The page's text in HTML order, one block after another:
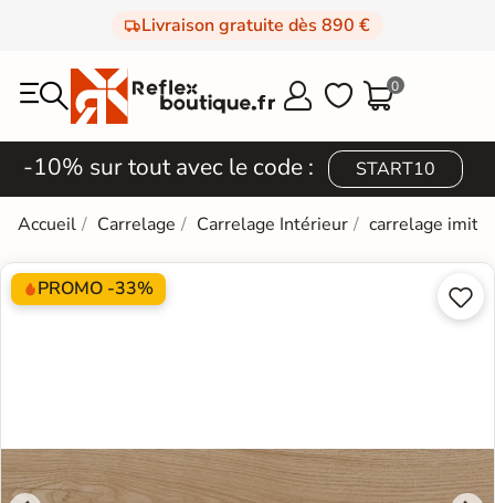
Livraison gratuite dès 890 €
  0
-10% sur tout avec le code : START10
Accueil Carrelage Carrelage Intérieur carrelage
PROMO -33% 
